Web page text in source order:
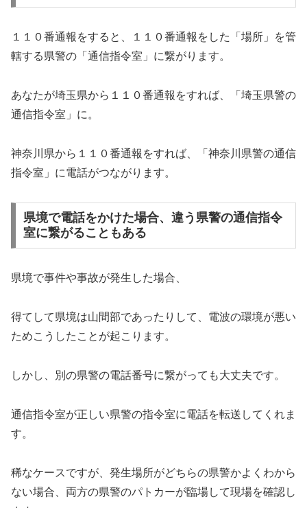
１１０番通報をすると、１１０番通報をした「場所」を管
轄する県警の「通信指令室」に繋がります。
あなたが埼玉県から１１０番通報をすれば、「埼玉県警の
通信指令室」に。
神奈川県から１１０番通報をすれば、「神奈川県警の通信
指令室」に電話がつながります。
県境で電話をかけた場合、違う県警の通信指令
室に繋がることもある
県境で事件や事故が発生した場合、
得てして県境は山間部であったりして、電波の環境が悪い
ためこうしたことが起こります。
しかし、別の県警の電話番号に繋がっても大丈夫です。
通信指令室が正しい県警の指令室に電話を転送してくれま
す。
稀なケースですが、発生場所がどちらの県警かよくわから
ない場合、両方の県警のパトカーが臨場して現場を確認し